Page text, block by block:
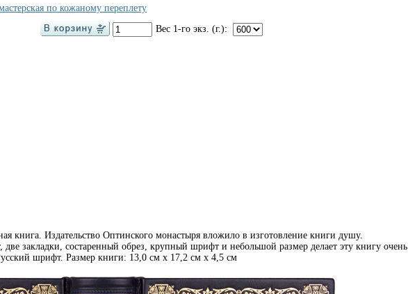
по кожаному переплету
Вес 1-го экз. (г.):
книга. Издательство Оптинского монастыря вложило в изготовление книги душу.
закладки, состаренный обрез, крупный шрифт и небольшой размер делает эту книгу очень
шрифт. Размер книги: 13,0 см x 17,2 см x 4,5 см